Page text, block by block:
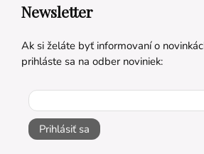
Newsletter
Ak si želáte byť informovaní o
prihláste sa na odber noviniek:
Prihlásiť sa